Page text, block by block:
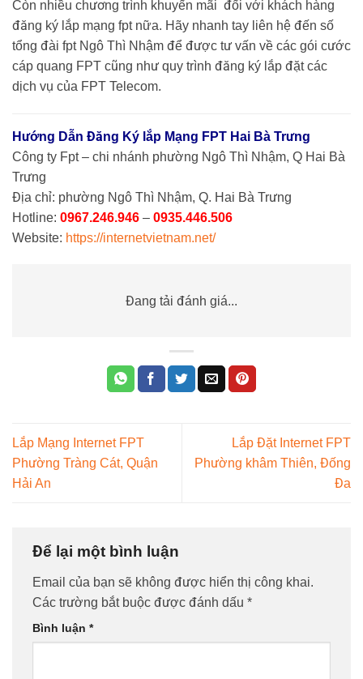
Còn nhiều chương trình khuyến mãi đối với khách hàng
đăng ký lắp mạng fpt nữa. Hãy nhanh tay liên hệ đến số
tổng đài fpt Ngô Thì Nhậm để được tư vấn về các gói cước
cáp quang FPT cũng như quy trình đăng ký lắp đặt các
dịch vụ của FPT Telecom.
Hướng Dẫn Đăng Ký lắp Mạng FPT Hai Bà Trưng
Công ty Fpt – chi nhánh phường Ngô Thì Nhậm, Q Hai Bà
Trưng
Địa chỉ: phường Ngô Thì Nhậm, Q. Hai Bà Trưng
Hotline: 0967.246.946 – 0935.446.506
Website: https://internetvietnam.net/
Đang tải đánh giá...
Lắp Mạng Internet FPT
Phường Tràng Cát, Quận
Hải An
Lắp Đặt Internet FPT
Phường khâm Thiên, Đống
Đa
Để lại một bình luận
Email của bạn sẽ không được hiển thị công khai.
Các trường bắt buộc được đánh dấu *
Bình luận *